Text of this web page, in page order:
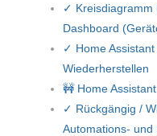
✓ Kreisdiagramm
Dashboard
✓ Home
Wiederherstellen
🚧 Home
✓ Rückgängig /
Automations- und